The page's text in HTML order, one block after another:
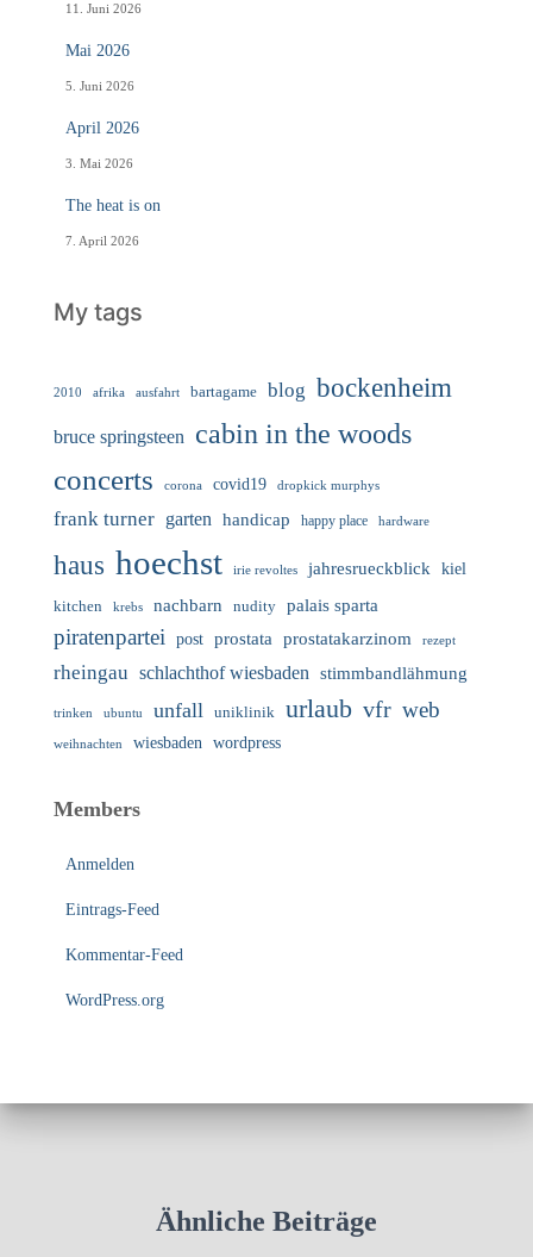
11. Juni 2026
Mai 2026
5. Juni 2026
April 2026
3. Mai 2026
The heat is on
7. April 2026
My tags
2010 afrika ausfahrt bartagame blog bockenheim
bruce springsteen
cabin in the woods
concerts
corona covid19 dropkick murphys
frank turner garten handicap happy place hardware
haus hoechst irie revoltes jahresrueckblick kiel
kitchen krebs nachbarn nudity palais sparta
piratenpartei post prostata prostatakarzinom rezept
rheingau schlachthof wiesbaden stimmbandlähmung
trinken ubuntu unfall uniklinik urlaub vfr web
weihnachten wiesbaden wordpress
Members
Anmelden
Eintrags-Feed
Kommentar-Feed
WordPress.org
Ähnliche Beiträge